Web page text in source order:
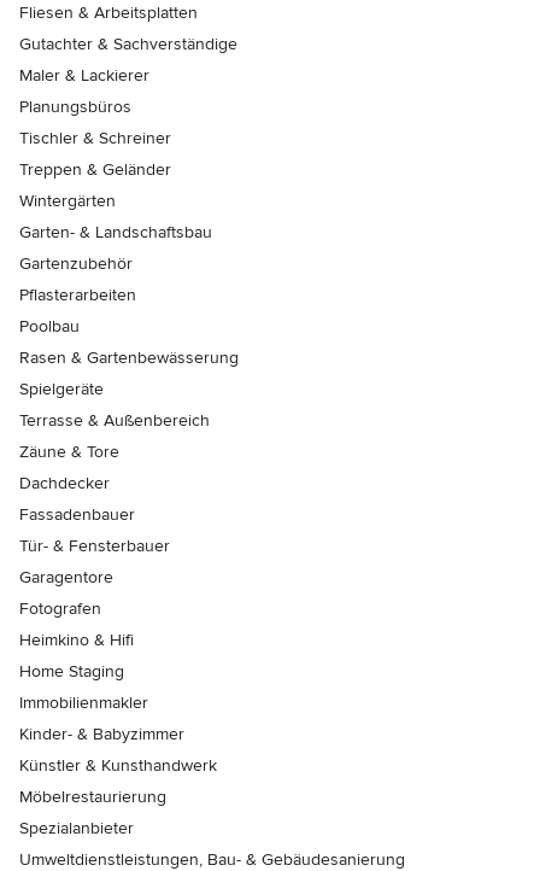
Fliesen & Arbeitsplatten
Gutachter & Sachverständige
Maler & Lackierer
Planungsbüros
Tischler & Schreiner
Treppen & Geländer
Wintergärten
Garten- & Landschaftsbau
Gartenzubehör
Pflasterarbeiten
Poolbau
Rasen & Gartenbewässerung
Spielgeräte
Terrasse & Außenbereich
Zäune & Tore
Dachdecker
Fassadenbauer
Tür- & Fensterbauer
Garagentore
Fotografen
Heimkino & Hifi
Home Staging
Immobilienmakler
Kinder- & Babyzimmer
Künstler & Kunsthandwerk
Möbelrestaurierung
Spezialanbieter
Umweltdienstleistungen, Bau- & Gebäudesanierung